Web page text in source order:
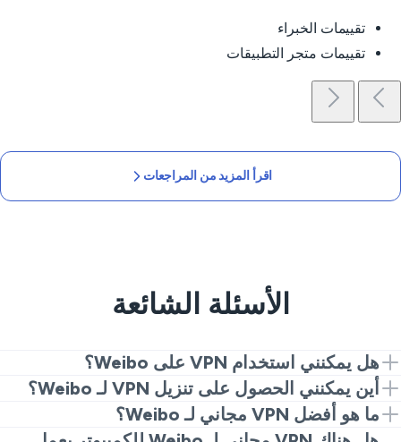
تقييمات الخبراء
تقييمات متجر التطبيقات
اقرأ المزيد من المراجعات
الأسئلة الشائعة
هل يمكنني استخدام VPN على Weibo؟
نعم. قم بتثبيت VeePN، واتصل بخادم قريب، وانتقل إلى
Weibo. هذا كل ما يتطلبه الأمر للحصول على مسار خاص
ومستقر.
أين يمكنني الحصول على تنزيل VPN لـ Weibo؟
قم بالحصول على VeePN من موقعنا أو متاجر التطبيقات،
قم بتثبيته، اختر موقعًا، وابدأ التصفح.
ما هو أفضل VPN مجاني لـ Weibo؟
تقوم الخدمات المجانية غالبًا بوضع قيود، إضافة حدود، أو تتبع